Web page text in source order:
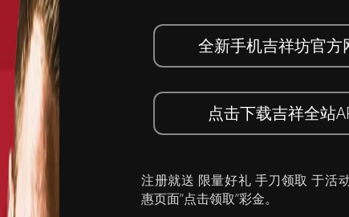
全新手机吉祥坊官方
点击下载吉祥全站
注册就送 限量好礼 手刀领取 于活
惠页面”点击领取”彩金。